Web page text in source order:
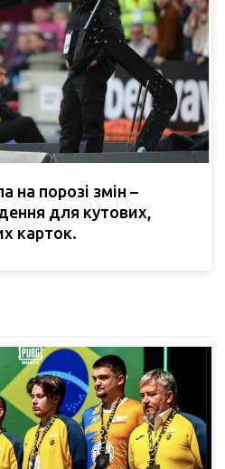
на порозі змін –
для кутових,
карток.